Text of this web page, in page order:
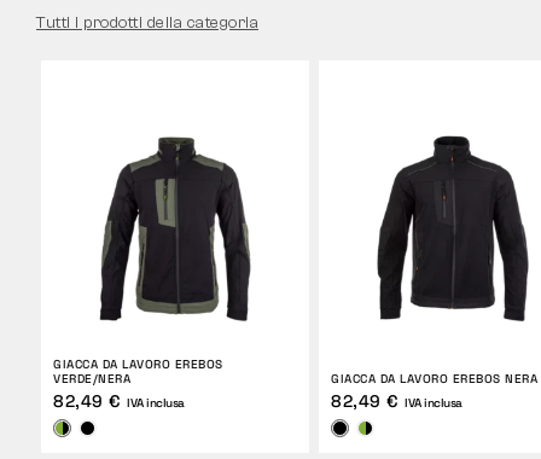
Tutti i prodotti della categoria
GIACCA DA LAVORO EREBOS
VERDE/NERA
82,49 € IVA inclusa
GIACCA DA LAVORO EREBOS NERA
82,49 € IVA inclusa